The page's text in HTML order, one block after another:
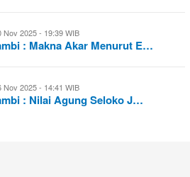
Nov 2025 - 19:39 WIB
: Makna Akar Menurut E…
Nov 2025 - 14:41 WIB
: Nilai Agung Seloko J…